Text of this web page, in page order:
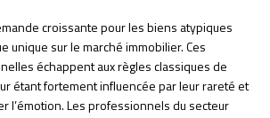
croissante pour les biens atypiques
unique sur le marché immobilier. Ces
échappent aux règles classiques de
étant fortement influencée par leur rareté et
l’émotion. Les professionnels du secteur